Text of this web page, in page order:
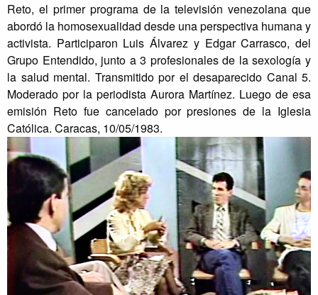
Reto, el primer programa de la televisión venezolana que
abordó la homosexualidad desde una perspectiva humana y
activista. Participaron Luis Álvarez y Edgar Carrasco, del
Grupo Entendido, junto a 3 profesionales de la sexología y
la salud mental. Transmitido por el desaparecido Canal 5.
Moderado por la periodista Aurora Martínez. Luego de esa
emisión Reto fue cancelado por presiones de la Iglesia
Católica. Caracas, 10/05/1983.